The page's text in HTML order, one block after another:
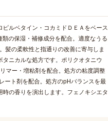
ルベタイン・コカミドＤＥＡをベース
の保湿・補修成分を配合。適度なうる
髪の柔軟性と指通りの改善に寄与しま
ニカルな処方です。ポリクオタニウ
マー・増粘剤を配合。処方の粘度調整
ート剤を配合。処方のpHバランスを最
の香りを演出します。フェノキシエタ